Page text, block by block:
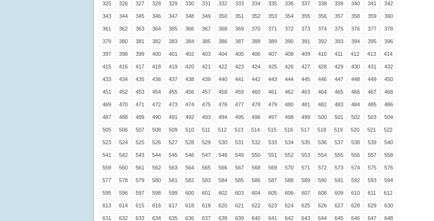
325 326 327 328 329 330 331 332 333 334 335 336 337 338 339 340 341 342
343 344 345 346 347 348 349 350 351 352 353 354 355 356 357 358 359 360
361 362 363 364 365 366 367 368 369 370 371 372 373 374 375 376 377 378
379 380 381 382 383 384 385 386 387 388 389 390 391 392 393 394 395 396
397 398 399 400 401 402 403 404 405 406 407 408 409 410 411 412 413 414
415 416 417 418 419 420 421 422 423 424 425 426 427 428 429 430 431 432
433 434 435 436 437 438 439 440 441 442 443 444 445 446 447 448 449 450
451 452 453 454 455 456 457 458 459 460 461 462 463 464 465 466 467 468
469 470 471 472 473 474 475 476 477 478 479 480 481 482 483 484 485 486
487 488 489 490 491 492 493 494 495 496 497 498 499 500 501 502 503 504
505 506 507 508 509 510 511 512 513 514 515 516 517 518 519 520 521 522
523 524 525 526 527 528 529 530 531 532 533 534 535 536 537 538 539 540
541 542 543 544 545 546 547 548 549 550 551 552 553 554 555 556 557 558
559 560 561 562 563 564 565 566 567 568 569 570 571 572 573 574 575 576
577 578 579 580 581 582 583 584 585 586 587 588 589 590 591 592 593 594
595 596 597 598 599 600 601 602 603 604 605 606 607 608 609 610 611 612
613 614 615 616 617 618 619 620 621 622 623 624 625 626 627 628 629 630
631 632 633 634 635 636 637 638 639 640 641 642 643 644 645 646 647 648